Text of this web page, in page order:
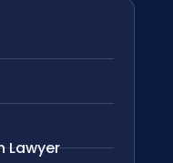
Lawyer